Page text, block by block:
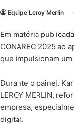
Equipe Leroy Merlin
Em matéria
CONAREC 2025 ao
que impulsionam
Durante o painel,
LEROY MERLIN,
empresa,
digital.